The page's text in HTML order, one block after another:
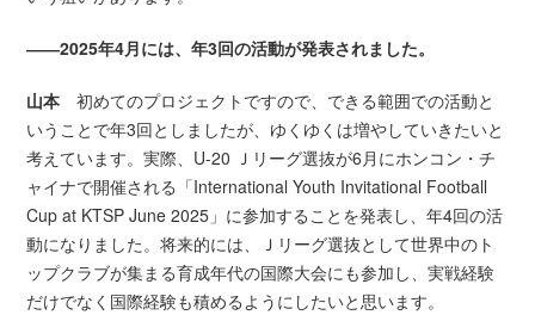
――2025年4月には、年3回の活動が発表されました。
山本 初めてのプロジェクトですので、できる範囲での活動と
いうことで年3回としましたが、ゆくゆくは増やしていきたいと
考えています。実際、U-20 Ｊリーグ選抜が6月にホンコン・チ
ャイナで開催される「International Youth Invitational Football
Cup at KTSP June 2025」に参加することを発表し、年4回の活
動になりました。将来的には、Ｊリーグ選抜として世界中のト
ップクラブが集まる育成年代の国際大会にも参加し、実戦経験
だけでなく国際経験も積めるようにしたいと思います。